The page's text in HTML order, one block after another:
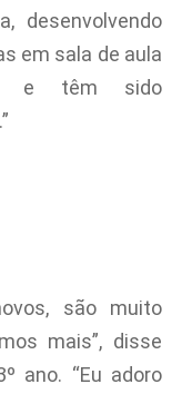
desenvolvendo
em sala de aula
e têm sido
são muito
mais”, disse
ano. “Eu adoro